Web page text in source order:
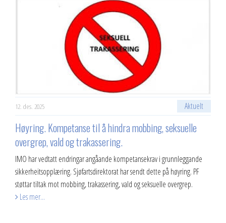
12. des. 2025 Aktuelt
Høyring. Kompetanse til å hindra mobbing, seksuelle
overgrep, vald og trakassering.
IMO har vedtatt endringar angåande kompetansekrav i grunnleggande
sikkerheitsopplæring. Sjøfartsdirektorat har sendt dette på høyring. PF
støttar tiltak mot mobbing, trakassering, vald og seksuelle overgrep.
Les mer...